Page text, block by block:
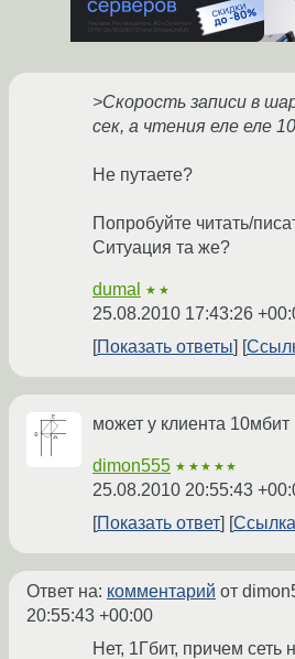
>Скорость записи в
сек, а чтения еле еле
Не путаете?
Попробуйте читать/
Ситуация та же?
dumal ★★
25.08.2010 17:43:26
Показать ответы
может у клиента 10мбит
dimon555 ★★★★★
25.08.2010 20:55:43
Показать ответ
Ссылка
Ответ на: комментарий от
20:55:43 +00:00
Нет, 1Гбит, причем сеть